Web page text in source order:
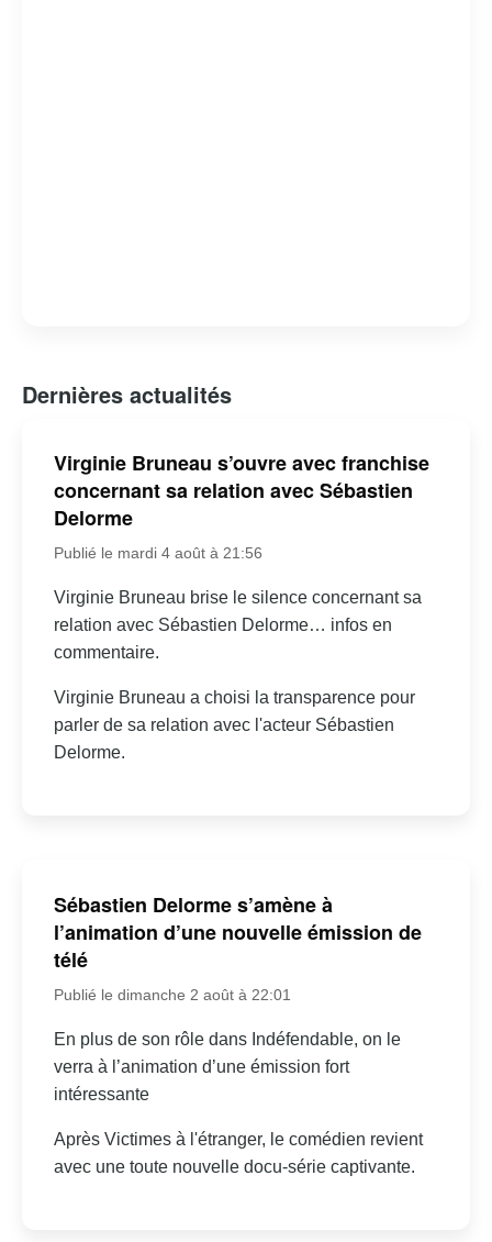
Dernières actualités
Virginie Bruneau s’ouvre avec franchise
concernant sa relation avec Sébastien
Delorme
Publié le mardi 4 août à 21:56
Virginie Bruneau brise le silence concernant sa
relation avec Sébastien Delorme… infos en
commentaire.
Virginie Bruneau a choisi la transparence pour
parler de sa relation avec l'acteur Sébastien
Delorme.
Sébastien Delorme s’amène à
l’animation d’une nouvelle émission de
télé
Publié le dimanche 2 août à 22:01
En plus de son rôle dans Indéfendable, on le
verra à l’animation d’une émission fort
intéressante
Après Victimes à l'étranger, le comédien revient
avec une toute nouvelle docu-série captivante.